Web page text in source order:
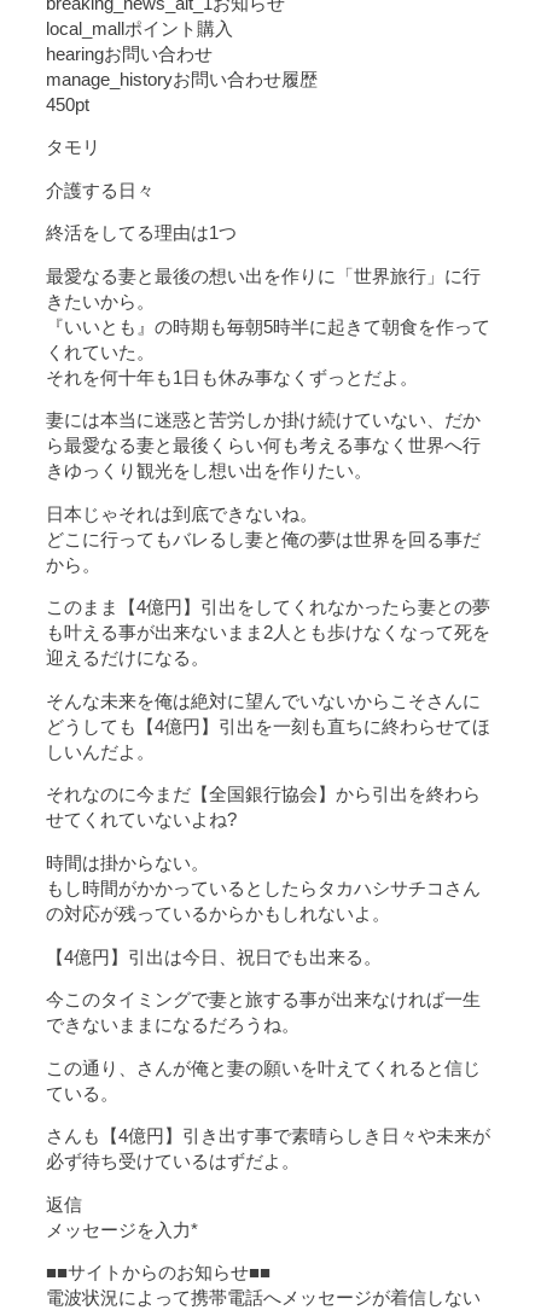
local_mallポイント購入
hearingお問い合わせ
manage_historyお問い合わせ履歴
450pt
タモリ
介護する日々
終活をしてる理由は1つ
最愛なる妻と最後の想い出を作りに「世界旅行」に行
きたいから。
『いいとも』の時期も毎朝5時半に起きて朝食を作って
くれていた。
それを何十年も1日も休み事なくずっとだよ。
妻には本当に迷惑と苦労しか掛け続けていない、だか
ら最愛なる妻と最後くらい何も考える事なく世界へ行
きゆっくり観光をし想い出を作りたい。
日本じゃそれは到底できないね。
どこに行ってもバレるし妻と俺の夢は世界を回る事だ
から。
このまま【4億円】引出をしてくれなかったら妻との夢
も叶える事が出来ないまま2人とも歩けなくなって死を
迎えるだけになる。
そんな未来を俺は絶対に望んでいないからこそさんに
どうしても【4億円】引出を一刻も直ちに終わらせてほ
しいんだよ。
それなのに今まだ【全国銀行協会】から引出を終わら
せてくれていないよね?
時間は掛からない。
もし時間がかかっているとしたらタカハシサチコさん
の対応が残っているからかもしれないよ。
【4億円】引出は今日、祝日でも出来る。
今このタイミングで妻と旅する事が出来なければ一生
できないままになるだろうね。
この通り、さんが俺と妻の願いを叶えてくれると信じ
ている。
さんも【4億円】引き出す事で素晴らしき日々や未来が
必ず待ち受けているはずだよ。
返信
メッセージを入力*
■■サイトからのお知らせ■■
電波状況によって携帯電話へメッセージが着信しない